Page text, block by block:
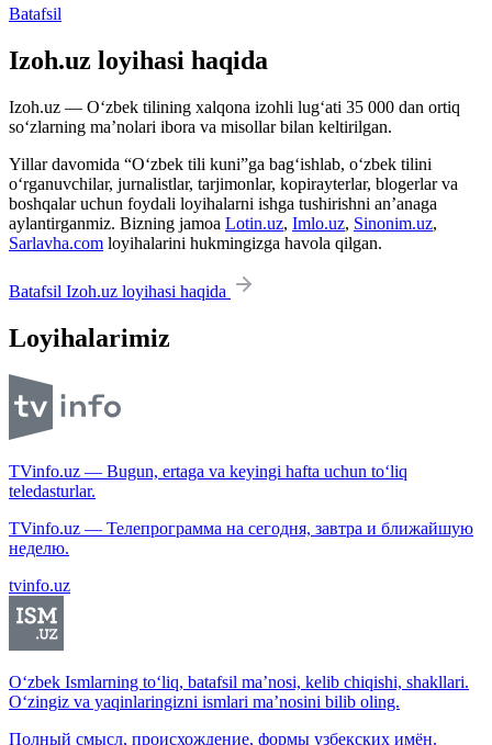
Batafsil
Izoh.uz loyihasi haqida
Izoh.uz — O‘zbek tilining xalqona izohli lug‘ati 35 000 dan ortiq
so‘zlarning ma’nolari ibora va misollar bilan keltirilgan.
Yillar davomida “O‘zbek tili kuni”ga bag‘ishlab, o‘zbek tilini
o‘rganuvchilar, jurnalistlar, tarjimonlar, kopirayterlar, blogerlar va
boshqalar uchun foydali loyihalarni ishga tushirishni an’anaga
aylantirganmiz. Bizning jamoa Lotin.uz, Imlo.uz, Sinonim.uz,
Sarlavha.com loyihalarini hukmingizga havola qilgan.
Batafsil Izoh.uz loyihasi haqida
Loyihalarimiz
TVinfo.uz — Bugun, ertaga va keyingi hafta uchun to‘liq
teledasturlar.
TVinfo.uz — Телепрограмма на сегодня, завтра и ближайшую
неделю.
tvinfo.uz
O‘zbek Ismlarning to‘liq, batafsil ma’nosi, kelib chiqishi, shakllari.
O‘zingiz va yaqinlaringizni ismlari ma’nosini bilib oling.
Полный смысл, происхождение, формы узбекских имён.